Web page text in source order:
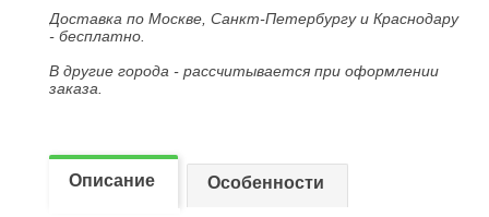
Доставка по Москве, Санкт-Петербургу и Краснодару
- бесплатно.
В другие города - рассчитывается при оформлении
заказа.
Описание Особенности